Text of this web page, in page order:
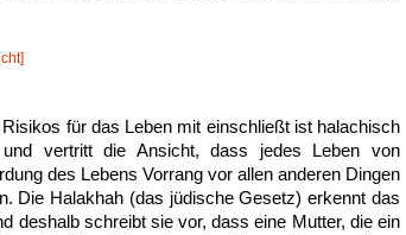
für das Leben mit einschließt ist halachisch
vertritt die Ansicht, dass jedes Leben von
des Lebens Vorrang vor allen anderen Dingen
Die Halakhah (das jüdische Gesetz) erkennt das
deshalb schreibt sie vor, dass eine Mutter, die ein